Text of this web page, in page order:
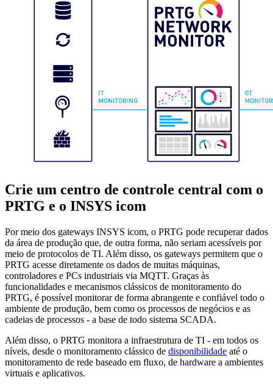
Crie um centro de controle central com o
PRTG e o INSYS icom
Por meio dos gateways INSYS icom, o PRTG pode recuperar dados
da área de produção que, de outra forma, não seriam acessíveis por
meio de protocolos de TI. Além disso, os gateways permitem que o
PRTG acesse diretamente os dados de muitas máquinas,
controladores e PCs industriais via MQTT. Graças às
funcionalidades e mecanismos clássicos de monitoramento do
PRTG, é possível monitorar de forma abrangente e confiável todo o
ambiente de produção, bem como os processos de negócios e as
cadeias de processos - a base de todo sistema SCADA.
Além disso, o PRTG monitora a infraestrutura de TI - em todos os
níveis, desde o monitoramento clássico de disponibilidade até o
monitoramento de rede baseado em fluxo, de hardware a ambientes
virtuais e aplicativos.